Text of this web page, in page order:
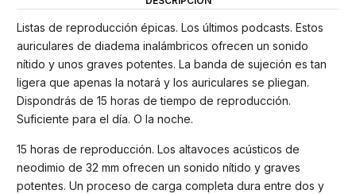
Listas de reproducción épicas. Los últimos podcasts. Estos
auriculares de diadema inalámbricos ofrecen un sonido
nítido y unos graves potentes. La banda de sujeción es tan
ligera que apenas la notará y los auriculares se pliegan.
Dispondrás de 15 horas de tiempo de reproducción.
Suficiente para el día. O la noche.
15 horas de reproducción. Los altavoces acústicos de
neodimio de 32 mm ofrecen un sonido nítido y graves
potentes. Un proceso de carga completa dura entre dos y